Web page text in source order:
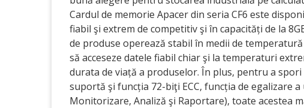
Cardul de memorie Apacer din seria CF6 este
fiabil şi extrem de competitiv şi în capacități de la
de produse operează stabil în medii de
să acceseze datele fiabil chiar şi la temperaturi
durata de viață a produselor. În plus, pentru a
suportă şi funcția 72-biţi ECC, funcția de egalizare
Monitorizare, Analiză şi Raportare), toate acestea